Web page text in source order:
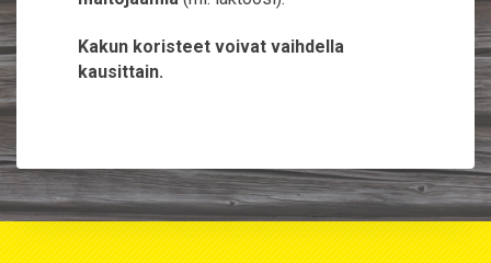
Kakun koristeet voivat vaihdella
kausittain.